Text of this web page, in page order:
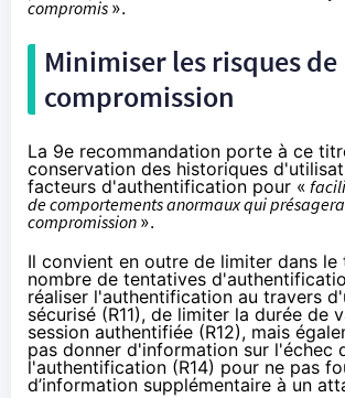
compromis ».
Minimiser les risques de
compromission
La 9e recommandation porte à ce
conservation des historiques
facteurs d'authentification pour «
de comportements anormaux qui
compromission ».
Il convient en outre de limiter dans le
nombre de tentatives
réaliser l'authentification au travers
sécurisé (R11), de limiter la durée de
session authentifiée (R12), mais
pas donner d'information sur l'échec
l'authentification (R14) pour ne pas
d’information supplémentaire à un